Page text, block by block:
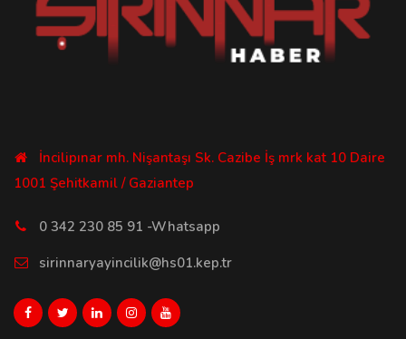
İncilipınar mh. Nişantaşı Sk. Cazibe İş mrk kat 10 Daire
1001 Şehitkamil / Gaziantep
0 342 230 85 91 -Whatsapp
sirinnaryayincilik@hs01.kep.tr